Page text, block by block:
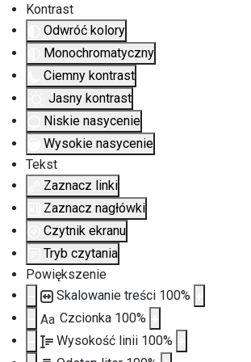
Kontrast
Odwróć kolory
Monochromatyczny
Ciemny kontrast
Jasny kontrast
Niskie nasycenie
Wysokie nasycenie
Tekst
Zaznacz linki
Zaznacz nagłówki
Czytnik ekranu
Tryb czytania
Powiększenie
Skalowanie treści 100%
Aa Czcionka 100%
Wysokość linii 100%